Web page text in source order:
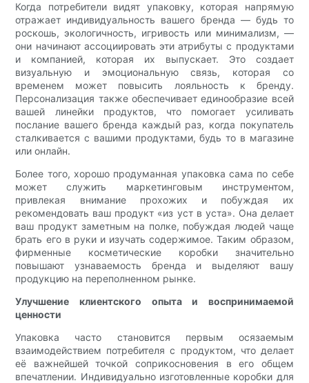
Когда потребители видят упаковку, которая напрямую
отражает индивидуальность вашего бренда — будь то
роскошь, экологичность, игривость или минимализм, —
они начинают ассоциировать эти атрибуты с продуктами
и компанией, которая их выпускает. Это создает
визуальную и эмоциональную связь, которая со
временем может повысить лояльность к бренду.
Персонализация также обеспечивает единообразие всей
вашей линейки продуктов, что помогает усиливать
послание вашего бренда каждый раз, когда покупатель
сталкивается с вашими продуктами, будь то в магазине
или онлайн.
Более того, хорошо продуманная упаковка сама по себе
может служить маркетинговым инструментом,
привлекая внимание прохожих и побуждая их
рекомендовать ваш продукт «из уст в уста». Она делает
ваш продукт заметным на полке, побуждая людей чаще
брать его в руки и изучать содержимое. Таким образом,
фирменные косметические коробки значительно
повышают узнаваемость бренда и выделяют вашу
продукцию на переполненном рынке.
Улучшение клиентского опыта и воспринимаемой
ценности
Упаковка часто становится первым осязаемым
взаимодействием потребителя с продуктом, что делает
её важнейшей точкой соприкосновения в его общем
впечатлении. Индивидуально изготовленные коробки для